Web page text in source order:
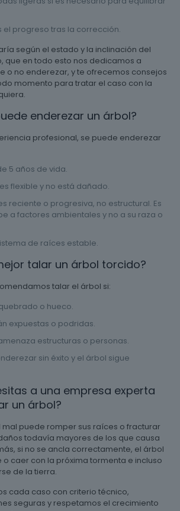
el progreso tras la corrección.
según el estado y la inclinación del
que en todo esto nos dedicamos a
o no enderezar, y te ofrecemos consejos
momento para tratar el caso con la
enderezar un árbol?
profesional, se puede enderezar
5 años de vida.
flexible y no está dañado.
reciente o progresiva, no estructural. Es
a factores ambientales y no a su raza o
de raíces estable.
talar un árbol torcido?
talar el árbol si:
o hueco.
expuestas o podridas.
estructuras o personas.
sin éxito y el árbol sigue
a una empresa experta
un árbol?
mal puede romper sus raíces o fracturar
todavía mayores de los que causa
si no se ancla correctamente, el árbol
o caer con la próxima tormenta e incluso
de la tierra.
cada caso con criterio técnico,
seguras y respetamos el crecimiento